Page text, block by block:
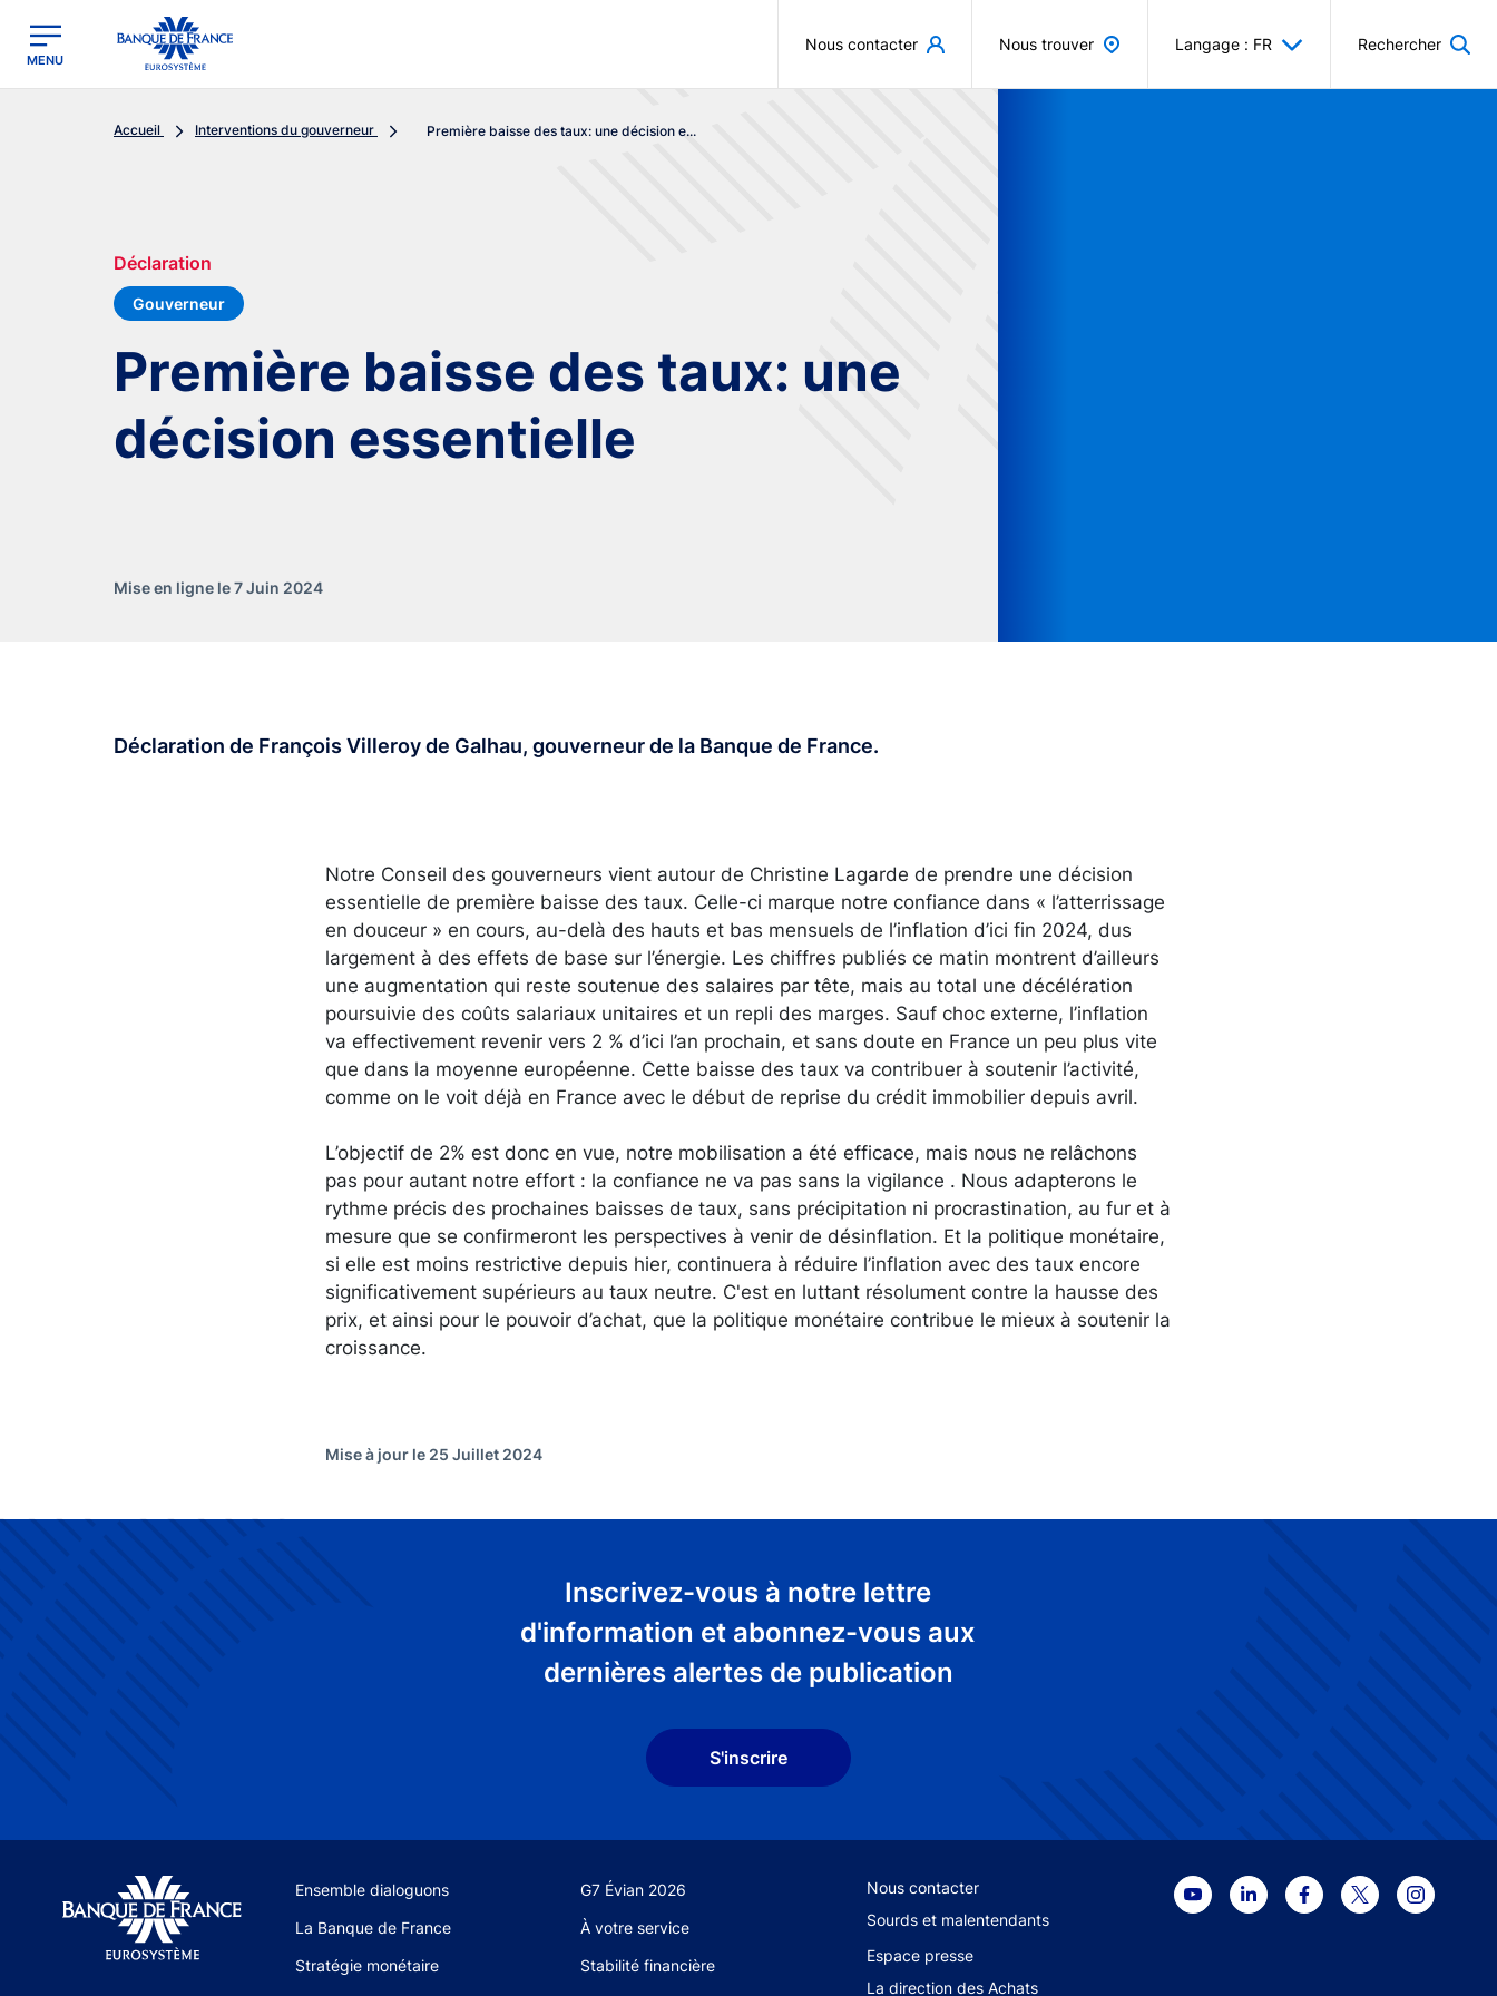
Banque de France - Menu Principal
MENU
Nous contacter Nous trouver Langage : FR Rechercher
Accueil Interventions du gouverneur Première baisse des taux: une décision e...
Déclaration
Gouverneur
Première baisse des taux: une
décision essentielle
Mise en ligne le 7 Juin 2024
Déclaration de François Villeroy de Galhau, gouverneur de la Banque de France.
Notre Conseil des gouverneurs vient autour de Christine Lagarde de prendre une décision
essentielle de première baisse des taux. Celle-ci marque notre confiance dans « l’atterrissage
en douceur » en cours, au-delà des hauts et bas mensuels de l’inflation d’ici fin 2024, dus
largement à des effets de base sur l’énergie. Les chiffres publiés ce matin montrent d’ailleurs
une augmentation qui reste soutenue des salaires par tête, mais au total une décélération
poursuivie des coûts salariaux unitaires et un repli des marges. Sauf choc externe, l’inflation
va effectivement revenir vers 2 % d’ici l’an prochain, et sans doute en France un peu plus vite
que dans la moyenne européenne. Cette baisse des taux va contribuer à soutenir l’activité,
comme on le voit déjà en France avec le début de reprise du crédit immobilier depuis avril.
L’objectif de 2% est donc en vue, notre mobilisation a été efficace, mais nous ne relâchons
pas pour autant notre effort : la confiance ne va pas sans la vigilance . Nous adapterons le
rythme précis des prochaines baisses de taux, sans précipitation ni procrastination, au fur et à
mesure que se confirmeront les perspectives à venir de désinflation. Et la politique monétaire,
si elle est moins restrictive depuis hier, continuera à réduire l’inflation avec des taux encore
significativement supérieurs au taux neutre. C'est en luttant résolument contre la hausse des
prix, et ainsi pour le pouvoir d’achat, que la politique monétaire contribue le mieux à soutenir la
croissance.
Mise à jour le 25 Juillet 2024
Inscrivez-vous à notre lettre
d'information et abonnez-vous aux
dernières alertes de publication
S'inscrire
Site navigation
Ensemble dialoguons G7 Évian 2026
La Banque de France À votre service
Stratégie monétaire Stabilité financière
Footer secondary menu
Nous contacter
Sourds et malentendants
Espace presse
La direction des Achats